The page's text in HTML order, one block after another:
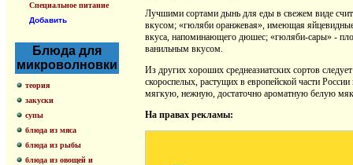
Специальное питание
Добавить
Блюда для
микроволновки
теория
закуски
супы
блюда из мяса
блюда из рыбы
блюда из овощей и
Лучшими сортами дынь для еды в свежем виде
вкусом; «гюляби оранжевая», имеющая
вкуса, напоминающего дюшес; «гюляби-сары» -
ванильным вкусом.
Из других хороших среднеазиатских сортов
скороспелых, растущих в европейской части
мягкую, нежную, достаточно ароматную белую
На правах рекламы: